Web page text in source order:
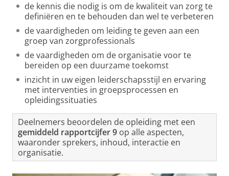
de kennis die nodig is om de kwaliteit van zorg te
definiëren en te behouden dan wel te verbeteren
de vaardigheden om leiding te geven aan een
groep van zorgprofessionals
de vaardigheden om de organisatie voor te
bereiden op een duurzame toekomst
inzicht in uw eigen leiderschapsstijl en ervaring
met interventies in groepsprocessen en
opleidingssituaties
Deelnemers beoordelen de opleiding met een
gemiddeld rapportcijfer 9 op alle aspecten,
waaronder sprekers, inhoud, interactie en
organisatie.